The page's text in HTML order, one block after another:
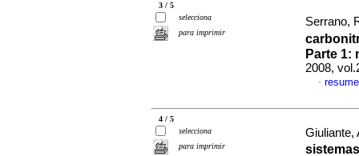
3 / 5
selecciona
para imprimir
Serrano,
Parte 1:
2008,
·
4 / 5
selecciona
para imprimir
Giuliante,